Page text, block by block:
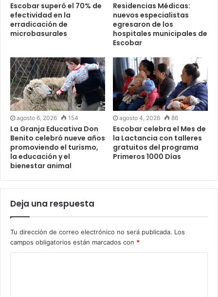
Escobar superó el 70% de
efectividad en la
erradicación de
microbasurales
Residencias Médicas:
nuevos especialistas
egresaron de los
hospitales municipales de
Escobar
agosto 6, 2026 154
La Granja Educativa Don
Benito celebró nueve años
promoviendo el turismo,
la educación y el
bienestar animal
agosto 4, 2026 86
Escobar celebra el Mes de
la Lactancia con talleres
gratuitos del programa
Primeros 1000 Días
Deja una respuesta
Tu dirección de correo electrónico no será publicada. Los
campos obligatorios están marcados con *